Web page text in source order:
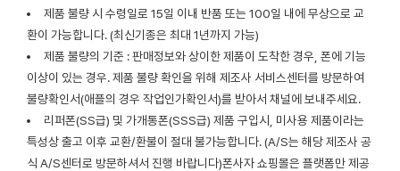
제품 불량 시 수령일로 15일 이내 반품 또는 100일 내에 무상으로 교
환이 가능합니다. (최신기종은 최대 1년까지 가능)
제품 불량의 기준 : 판매정보와 상이한 제품이 도착한 경우, 폰에 기능
이상이 있는 경우. 제품 불량 확인을 위해 제조사 서비스센터를 방문하여
불량확인서(애플의 경우 작업인가확인서)를 받아서 채널에 보내주세요.
리퍼폰(SS급) 및 가개통폰(SSS급) 제품 구입시, 미사용 제품이라는
특성상 출고 이후 교환/환불이 절대 불가능합니다. (A/S는 해당 제조사 공
식 A/S센터로 방문하셔서 진행 바랍니다)폰사자 쇼핑몰은 플랫폼만 제공